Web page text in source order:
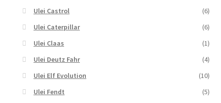
Ulei Castrol
(6)
Ulei Caterpillar
(6)
Ulei Claas
(1)
Ulei Deutz Fahr
(4)
Ulei Elf Evolution
(10)
Ulei Fendt
(5)